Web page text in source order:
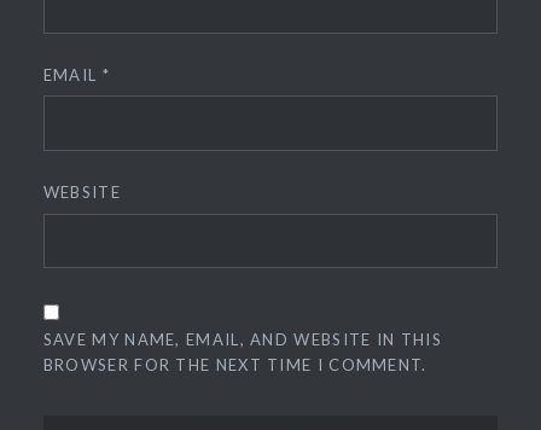
EMAIL *
WEBSITE
SAVE MY NAME, EMAIL, AND WEBSITE IN THIS
BROWSER FOR THE NEXT TIME I COMMENT.